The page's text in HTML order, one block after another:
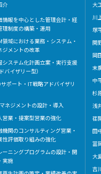
介
情報を中心とした管理会計・経
理制度の構築・運用
領域における業務・システム・
ジメントの改革
システム化計画立案・実行支援
バイザリー型）
サポート・IT戦略アドバイザリ
ネジメントの設計・導入
営業・提案型営業の強化
機関のコンサルティング営業・
性評価取り組みの強化
ーニングプログラムの設計・開
実施
大
川
塚
関
岡
末
中
杉
浅
荏
田
冨
大
吉